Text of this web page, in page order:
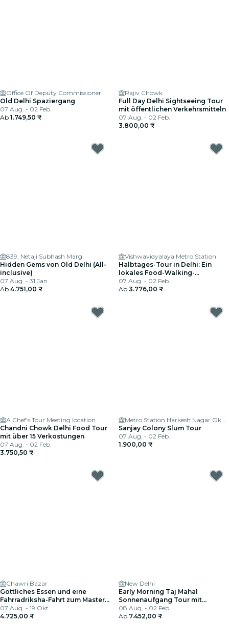
Office Of Deputy Commissioner
Old Delhi Spaziergang
07 Aug. - 02 Feb.
Ab 1.749,50 ₹
Rajiv Chowk
Full Day Delhi Sightseeing Tour
mit öffentlichen Verkehrsmitteln
07 Aug. - 02 Feb.
3.800,00 ₹
839, Netaji Subhash Marg
Hidden Gems von Old Delhi (All-
inclusive)
07 Aug. - 31 Jan.
Ab 4.751,00 ₹
Vishwavidyalaya Metro Station
Halbtages-Tour in Delhi: Ein
lokales Food-Walking-
Abenteuer
07 Aug. - 02 Feb.
Ab 3.776,00 ₹
A Chef's Tour Meeting location
Chandni Chowk Delhi Food Tour
mit über 15 Verkostungen
07 Aug. - 02 Feb.
3.750,50 ₹
Metro Station Harkesh Nagar Okhla
Sanjay Colony Slum Tour
07 Aug. - 02 Feb.
1.900,00 ₹
Chawri Bazar
Göttliches Essen und eine
Fahrradriksha-Fahrt zum Masterji
Kee Haveli
07 Aug. - 19 Okt.
4.725,00 ₹
New Delhi
Early Morning Taj Mahal
Sonnenaufgang Tour mit
Eintrittsgeldern von Delhi
08 Aug. - 02 Feb.
Ab 7.452,00 ₹